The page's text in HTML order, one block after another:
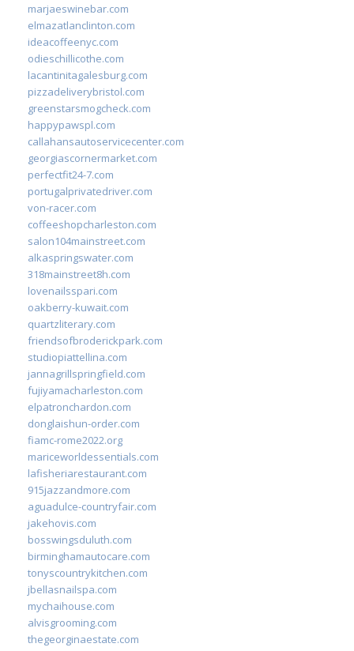
marjaeswinebar.com
elmazatlanclinton.com
ideacoffeenyc.com
odieschillicothe.com
lacantinitagalesburg.com
pizzadeliverybristol.com
greenstarsmogcheck.com
happypawspl.com
callahansautoservicecenter.com
georgiascornermarket.com
perfectfit24-7.com
portugalprivatedriver.com
von-racer.com
coffeeshopcharleston.com
salon104mainstreet.com
alkaspringswater.com
318mainstreet8h.com
lovenailsspari.com
oakberry-kuwait.com
quartzliterary.com
friendsofbroderickpark.com
studiopiattellina.com
jannagrillspringfield.com
fujiyamacharleston.com
elpatronchardon.com
donglaishun-order.com
fiamc-rome2022.org
mariceworldessentials.com
lafisheriarestaurant.com
915jazzandmore.com
aguadulce-countryfair.com
jakehovis.com
bosswingsduluth.com
birminghamautocare.com
tonyscountrykitchen.com
jbellasnailspa.com
mychaihouse.com
alvisgrooming.com
thegeorginaestate.com